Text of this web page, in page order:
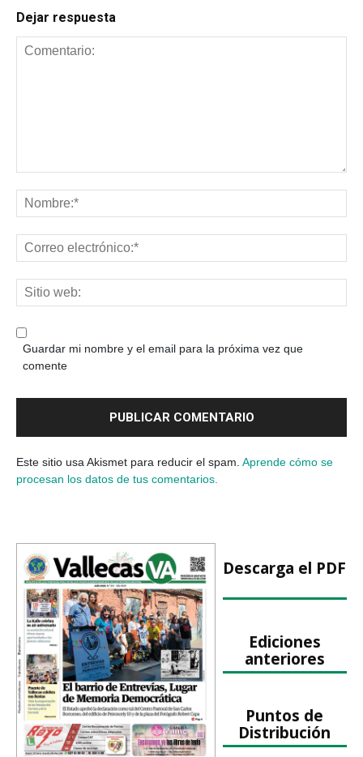
Dejar respuesta
Guardar mi nombre y el email para la próxima vez que
comente
Este sitio usa Akismet para reducir el spam. Aprende cómo se
procesan los datos de tus comentarios.
Descarga el PDF
Ediciones
anteriores
Puntos de
Distribución